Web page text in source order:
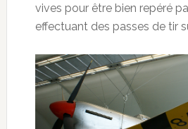
vives pour être bien repéré
effectuant des passes de tir